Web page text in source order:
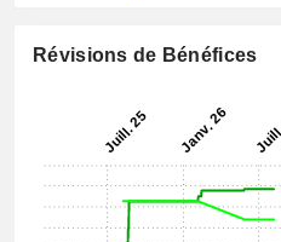
Révisions de Bénéfices